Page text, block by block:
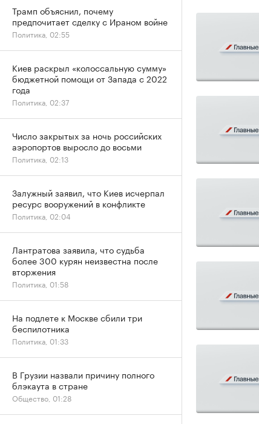
Трамп объяснил, почему
предпочитает сделку с Ираном войне
Политика, 02:55
Киев раскрыл «колоссальную сумму»
бюджетной помощи от Запада с 2022
года
Политика, 02:37
Число закрытых за ночь российских
аэропортов выросло до восьми
Политика, 02:13
Залужный заявил, что Киев исчерпал
ресурс вооружений в конфликте
Политика, 02:04
Лантратова заявила, что судьба
более 300 курян неизвестна после
вторжения
Политика, 01:58
На подлете к Москве сбили три
беспилотника
Политика, 01:33
В Грузии назвали причину полного
блэкаута в стране
Общество, 01:28